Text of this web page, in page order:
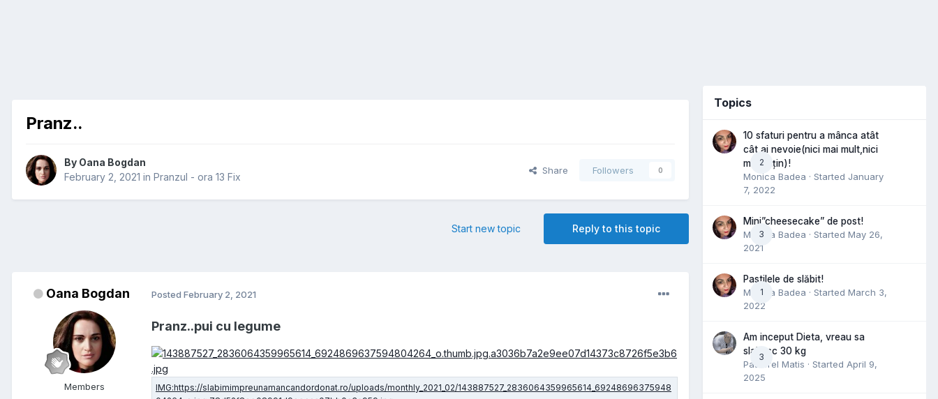
Pranz..
By Oana Bogdan
February 2, 2021 in Pranzul - ora 13 Fix
Share Followers 0
Reply to this topic
Start new topic
Oana Bogdan
Members
Posted February 2, 2021
Pranz..pui cu legume
Topics
2
10 sfaturi pentru a mânca atât
cât ai nevoie(nici mai mult,nici
mai puțin)!
Monica Badea · Started January
7, 2022
3
Mini”cheesecake” de post!
Monica Badea · Started May 26,
2021
1
Pastilele de slăbit!
Monica Badea · Started March 3,
2022
3
Am inceput Dieta, vreau sa
slabesc 30 kg
Pastorel Matis · Started April 9,
2025